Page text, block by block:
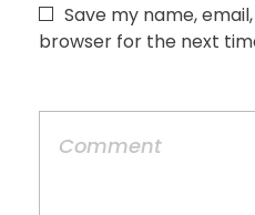
Save my name,
browser for the next